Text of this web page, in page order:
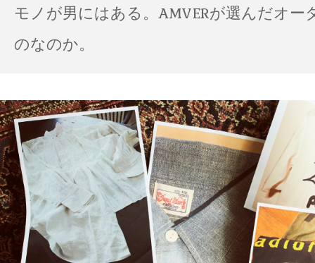
モノが男にはある。AMVERが選んだオー
のなのか。